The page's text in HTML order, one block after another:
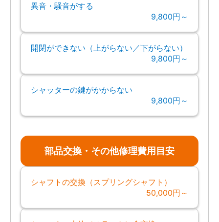
異音・騒音がする
9,800円～
開閉ができない（上がらない／下がらない）
9,800円～
シャッターの鍵がかからない
9,800円～
部品交換・その他修理費用目安
シャフトの交換（スプリングシャフト）
50,000円～